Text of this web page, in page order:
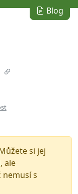
Blog
si jej
ale
nemusí s